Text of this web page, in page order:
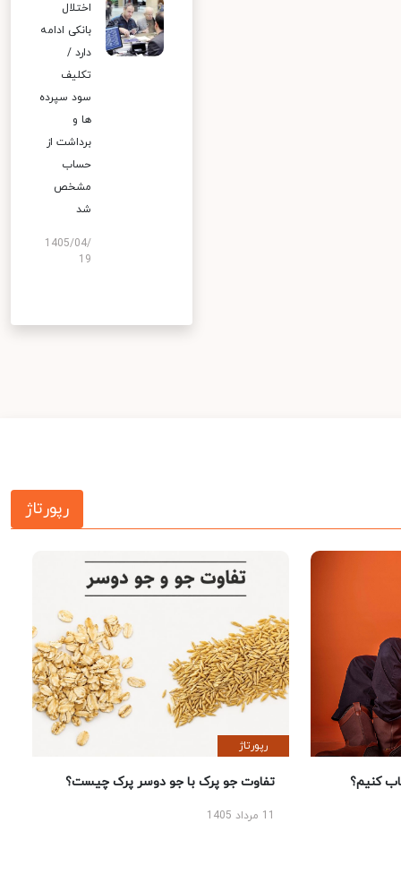
اختلال
بانکی ادامه
دارد /
تکلیف
سود سپرده
ها و
برداشت از
حساب
مشخص
شد
1405/04/
19
رپورتاژ
کنیم؟
رپورتاژ
تفاوت جو پرک با جو دوسر پرک چیست؟